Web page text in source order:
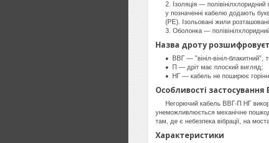
Ізоляція —
у позначенні кабелю додають
(РЕ). Ізольовані жили
Оболонка —
Назва дроту
ВВГ — "вініл-вініл-блакитний",
П — дріт має плоский вигляд;
НГ — кабель не поширює
Особливості застосування
Негорючий кабель ВВГ-П НГ
унеможливлюється механічне
там, де є небезпека вібрації, на
Характеристики